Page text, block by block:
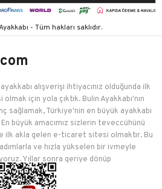
- Tüm hakları saklıdır.
alışverişi ihtiyacınız olduğunda ilk
için yola çıktık. Bulin Ayakkabı'nın
sağlamak, Türkiye'nin en büyük ayakkabı
büyük amacımız sizlerin teveccühünü
ilk akla gelen e-ticaret sitesi olmaktır. Bu
ve hızla yükselen bir ivmeyle
Yıllar sonra geriye dönüp
edindiğimiz için çok mutluyuz.